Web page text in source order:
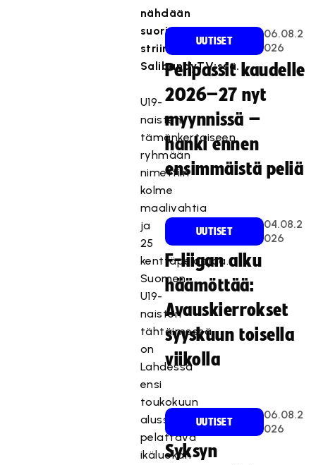
nähdään
suorina
striimeinä
SalibandyTV:ssä.
U19-
naisten
tämänkertaiseen
ryhmään
nimettiin
kolme
maalivahtia
ja
25
kenttäpelaajaa.
Suomen
U19-
naisten
tähtäimessä
on
Lahdessa
ensi
toukokuun
alussa
pelattava
ikäluokan
UUTISET
06.08.2
026
Pelipassit kaudelle
2026–27 nyt
myynnissä –
hanki ennen
ensimmäistä peliä
UUTISET
04.08.2
026
F-liigan alku
häämöttää:
Avauskierrokset
syyskuun toisella
viikolla
UUTISET
06.08.2
026
Syksyn